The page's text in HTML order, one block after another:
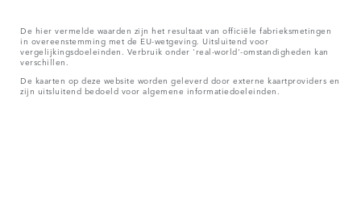
De hier vermelde waarden zijn het resultaat van officiële fabrieksmetingen
in overeenstemming met de EU-wetgeving. Uitsluitend voor
vergelijkingsdoeleinden. Verbruik onder 'real-world'-omstandigheden kan
verschillen.
De kaarten op deze website worden geleverd door externe kaartproviders en
zijn uitsluitend bedoeld voor algemene informatiedoeleinden.